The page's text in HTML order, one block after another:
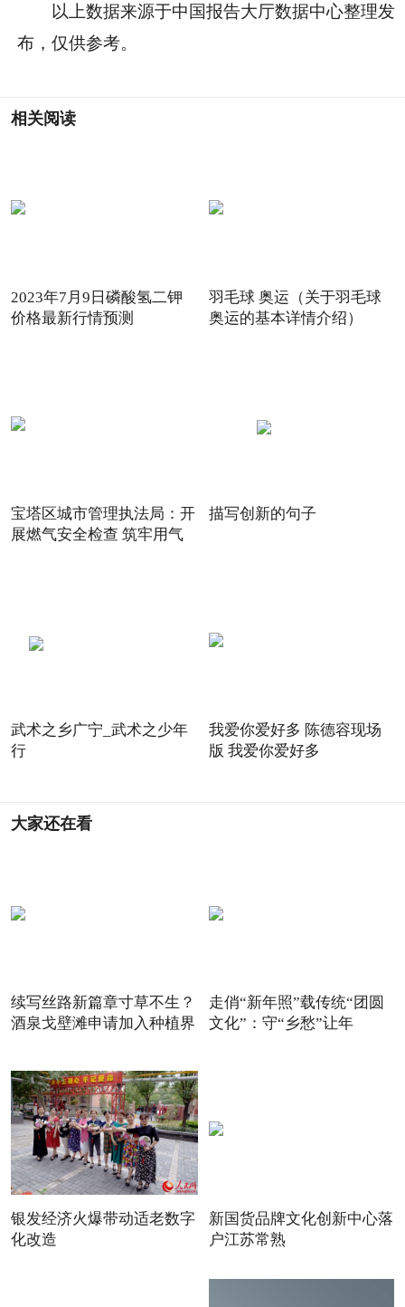
以上数据来源于中国报告大厅数据中心整理发
布，仅供参考。
相关阅读
2023年7月9日磷酸氢二钾
价格最新行情预测
羽毛球 奥运（关于羽毛球
奥运的基本详情介绍）
宝塔区城市管理执法局：开
展燃气安全检查 筑牢用气
描写创新的句子
武术之乡广宁_武术之少年
行
我爱你爱好多 陈德容现场
版 我爱你爱好多
大家还在看
续写丝路新篇章寸草不生？
酒泉戈壁滩申请加入种植界
走俏“新年照”载传统“团圆
文化”：守“乡愁”让年
银发经济火爆带动适老数字
化改造
新国货品牌文化创新中心落
户江苏常熟